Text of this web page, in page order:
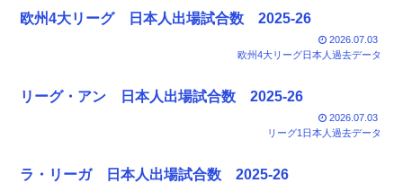
欧州4大リーグ 日本人出場試合数 2025-26
2026.07.03
欧州4大リーグ日本人過去データ
リーグ・アン 日本人出場試合数 2025-26
2026.07.03
リーグ1日本人過去データ
ラ・リーガ 日本人出場試合数 2025-26